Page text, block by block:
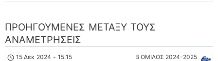
ΠΡΟΗΓΟΎΜΕΝΕΣ ΜΕΤΑΞΎ ΤΟΥΣ
ΑΝΑΜΕΤΡΉΣΕΙΣ
Β ΟΜΙΛΟΣ 2024-2025
15 Δεκ 2024 - 15:15